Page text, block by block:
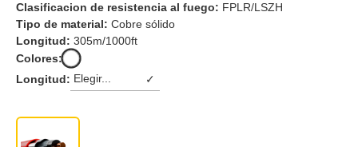
Clasificacion de resistencia al fuego: FPLR/LSZH
Tipo de material: Cobre sólido
Longitud: 305m/1000ft
Colores:
Longitud:
✓